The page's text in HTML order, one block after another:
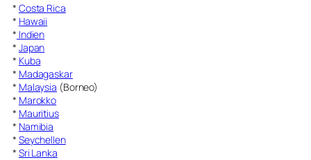
* Costa Rica
* Hawaii
* Indien
* Japan
* Kuba
* Madagaskar
* Malaysia (Borneo)
* Marokko
* Mauritius
* Namibia
* Seychellen
* Sri Lanka